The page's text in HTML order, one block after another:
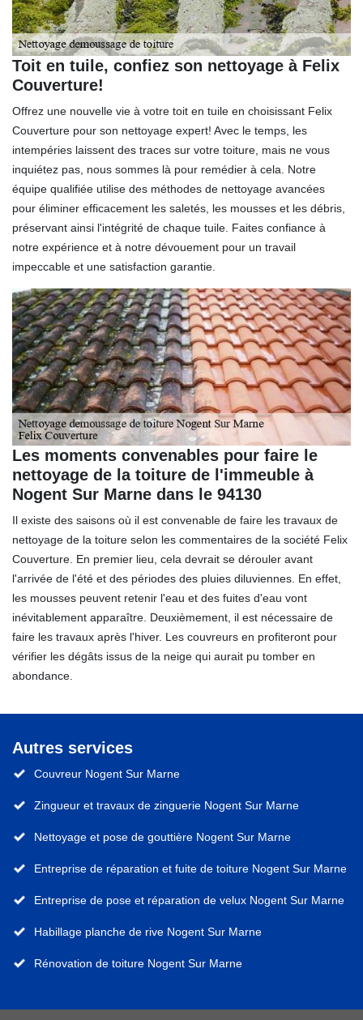
Toit en tuile, confiez son nettoyage à Felix
Couverture!
Offrez une nouvelle vie à votre toit en tuile en choisissant Felix
Couverture pour son nettoyage expert! Avec le temps, les
intempéries laissent des traces sur votre toiture, mais ne vous
inquiétez pas, nous sommes là pour remédier à cela. Notre
équipe qualifiée utilise des méthodes de nettoyage avancées
pour éliminer efficacement les saletés, les mousses et les débris,
préservant ainsi l'intégrité de chaque tuile. Faites confiance à
notre expérience et à notre dévouement pour un travail
impeccable et une satisfaction garantie.
Les moments convenables pour faire le
nettoyage de la toiture de l'immeuble à
Nogent Sur Marne dans le 94130
Il existe des saisons où il est convenable de faire les travaux de
nettoyage de la toiture selon les commentaires de la société Felix
Couverture. En premier lieu, cela devrait se dérouler avant
l'arrivée de l'été et des périodes des pluies diluviennes. En effet,
les mousses peuvent retenir l'eau et des fuites d'eau vont
inévitablement apparaître. Deuxièmement, il est nécessaire de
faire les travaux après l'hiver. Les couvreurs en profiteront pour
vérifier les dégâts issus de la neige qui aurait pu tomber en
abondance.
Autres services
Couvreur Nogent Sur Marne
Zingueur et travaux de zinguerie Nogent Sur Marne
Nettoyage et pose de gouttière Nogent Sur Marne
Entreprise de réparation et fuite de toiture Nogent Sur Marne
Entreprise de pose et réparation de velux Nogent Sur Marne
Habillage planche de rive Nogent Sur Marne
Rénovation de toiture Nogent Sur Marne